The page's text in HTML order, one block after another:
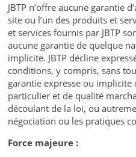
JBTP n’offre aucune garantie
site ou l’un des produits et
et services fournis par JBTP
aucune garantie de quelque
implicite. JBTP décline
conditions, y compris, sans
garantie expresse ou implicite
particulier et de qualité
découlant de la loi, ou
négociation ou les pratiques
Force majeure :